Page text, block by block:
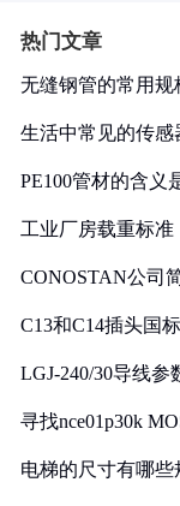
热门文章
无缝钢管的常用规
生活中常见的传感
PE100管材的含义
工业厂房载重标
CONOSTAN公司
C13和C14插头国
LGJ-240/30导线
寻找nce01p30k
电梯的尺寸有哪些